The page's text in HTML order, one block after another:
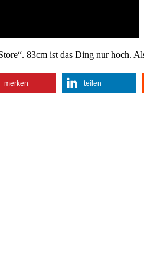
83cm ist das Ding nur hoch.
merken teilen